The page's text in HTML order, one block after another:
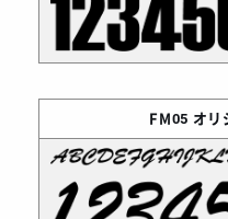
FM05 オリ